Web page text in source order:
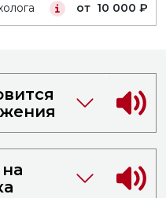
от 10 000 ₽